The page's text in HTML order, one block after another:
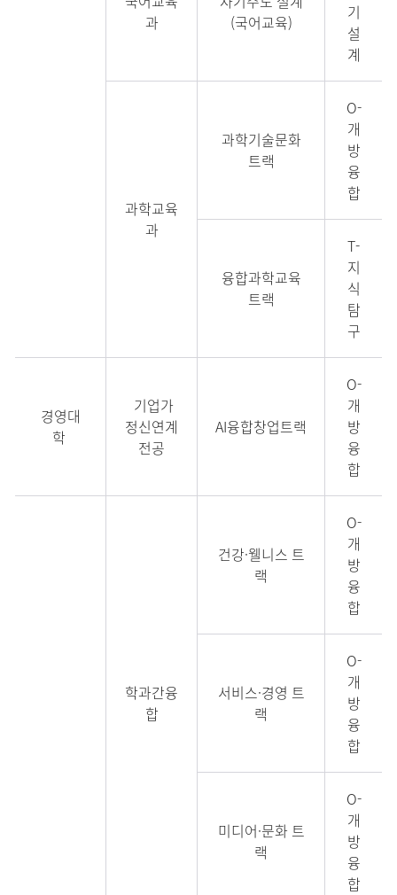
과
(국어교육)
기
설
계
과학교육
과
과학기술문화
트랙
O-
개
방
융
합
융합과학교육
트랙
T-
지
식
탐
구
경영대
학
기업가
정신연계
전공
AI융합창업트랙
O-
개
방
융
합
학과간융
합
건강·웰니스 트
랙
O-
개
방
융
합
서비스·경영 트
랙
O-
개
방
융
합
미디어·문화 트
랙
O-
개
방
융
합